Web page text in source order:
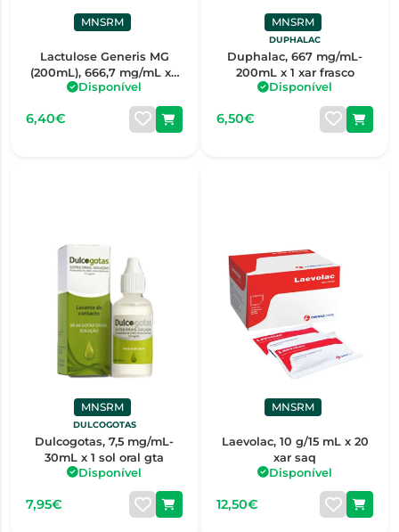
MNSRM
Lactulose Generis MG
(200mL), 666,7 mg/mL x 1
xar medida
Disponível
6,40€
MNSRM
DUPHALAC
Duphalac, 667 mg/mL-
200mL x 1 xar frasco
Disponível
6,50€
MNSRM
DULCOGOTAS
Dulcogotas, 7,5 mg/mL-
30mL x 1 sol oral gta
Disponível
7,95€
MNSRM
Laevolac, 10 g/15 mL x 20
xar saq
Disponível
12,50€